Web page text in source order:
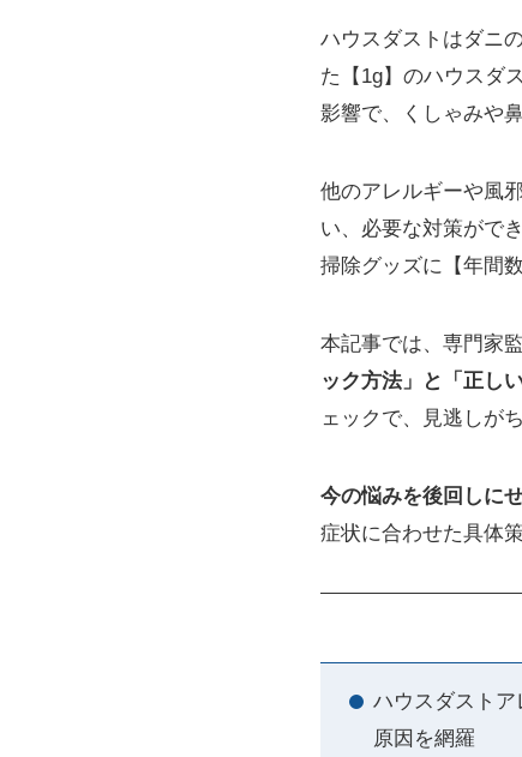
ハウスダストはダニ
た【1g】のハウスダ
影響で、くしゃみや
他のアレルギーや風
い、必要な対策がで
掃除グッズに【年間
本記事では、専門家
ック方法」と「正し
ェックで、見逃しが
今の悩みを後回しに
症状に合わせた具体
ハウスダストア
原因を網羅